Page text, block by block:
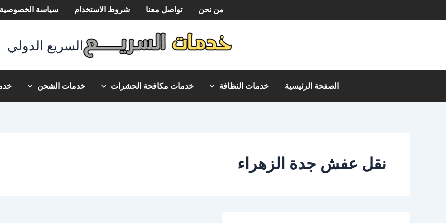
إلى
من نحن تواصل معنا شروط الاستخدام سياسة الخصوصية
السريع الدولي
الصفحة الرئيسية خدمات النظافة خدمات مكافحة الحشرات خدمات الشحن
نقل عفش جدة الزهراء